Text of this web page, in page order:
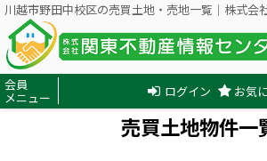
会員
メニュー ログイン お気
売買土地物件一